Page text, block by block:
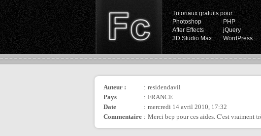
Tutoriaux gratuits pour :
Photoshop
PHP
After Effects
jQuery
3D Studio Max
WordPress
Auteur : : residendavil
Pays
: FRANCE
Date
: mercredi 14 avril 2010, 17:32
Commentaire : Merci bcp pour ces aides. C'est vraiment